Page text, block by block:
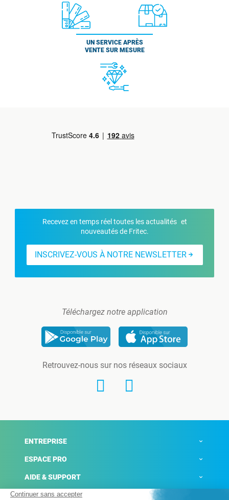
UN SERVICE APRÈS
VENTE SUR MESURE
Recevez en temps réel toutes les actualités et
nouveautés de Fritec.
INSCRIVEZ-VOUS À NOTRE NEWSLETTER
Téléchargez notre application
Retrouvez-nous sur nos réseaux sociaux
ENTREPRISE
ESPACE PRO
AIDE & SUPPORT
ACTUALITÉS